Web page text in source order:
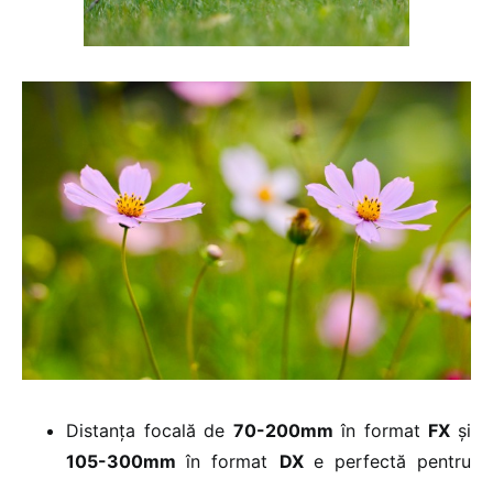
Distanța focală de70-200mmîn format FX și
105-300mmîn format DX e perfectă pentru